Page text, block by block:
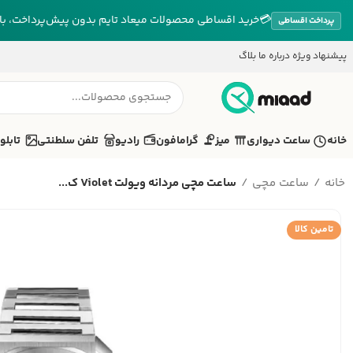
پرداخت اقساطی 💳خرید اقساطی محصولات میعاد تایم بدون پیش‌پرداخت،
پیشنهاد ویژه درباره ما بلاگ
خانه ساعت دیواری میز گرامافون رادیو تلفن سلطنتی تابلو
خانه ساعت مچی ساعت مچی مردانه ویولت Violet ک...
تامین کالا